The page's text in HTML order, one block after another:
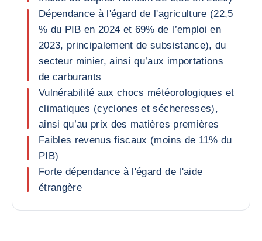
Dépendance à l'égard de l'agriculture (22,5
% du PIB en 2024 et 69% de l’emploi en
2023, principalement de subsistance), du
secteur minier, ainsi qu’aux importations
de carburants
Vulnérabilité aux chocs météorologiques et
climatiques (cyclones et sécheresses),
ainsi qu’au prix des matières premières
Faibles revenus fiscaux (moins de 11% du
PIB)
Forte dépendance à l'égard de l'aide
étrangère